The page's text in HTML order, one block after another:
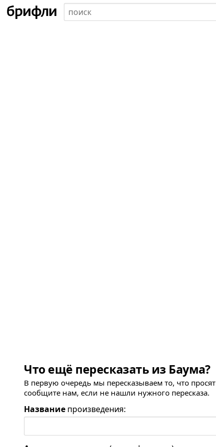
Что ещё пересказать из Баума?
В первую очередь мы пересказываем то, что
сообщите нам, если не нашли нужного пересказа.
Название произведения: